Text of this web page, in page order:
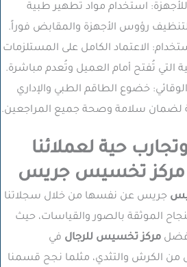
استخدام مواد تطهير طبية
رؤوس الأجهزة والمقابض فوراً.
الاعتماد الكامل على المستلزمات
التي تُفتح أمام العميل وتُعدم مباشرة.
خضوع الطاقم الطبي والإداري
لضمان سلامة وصحة جميع المراجعين.
حية لعملائنا
مركز تخسيس جريس
جريس عن نفسها من خلال سجلاتنا
الموثقة بالصور والقياسات، حيث
مركز تخسيس للرجال في
الكرش والتثدي، مثلما نجح قسمنا